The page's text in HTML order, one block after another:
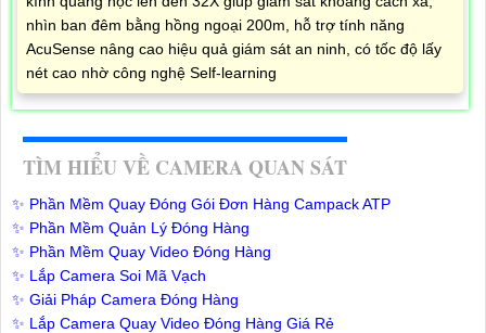
nhìn ban đêm bằng hồng ngoại 200m, hỗ trợ tính năng
AcuSense nâng cao hiệu quả giám sát an ninh, có tốc độ lấy
nét cao nhờ công nghệ Self-learning
TÌM HIỂU VỀ CAMERA QUAN SÁT
✨ Phần Mềm Quay Đóng Gói Đơn Hàng Campack ATP
✨ Phần Mềm Quản Lý Đóng Hàng
✨ Phần Mềm Quay Video Đóng Hàng
✨ Lắp Camera Soi Mã Vạch
✨ Giải Pháp Camera Đóng Hàng
✨ Lắp Camera Quay Video Đóng Hàng Giá Rẻ